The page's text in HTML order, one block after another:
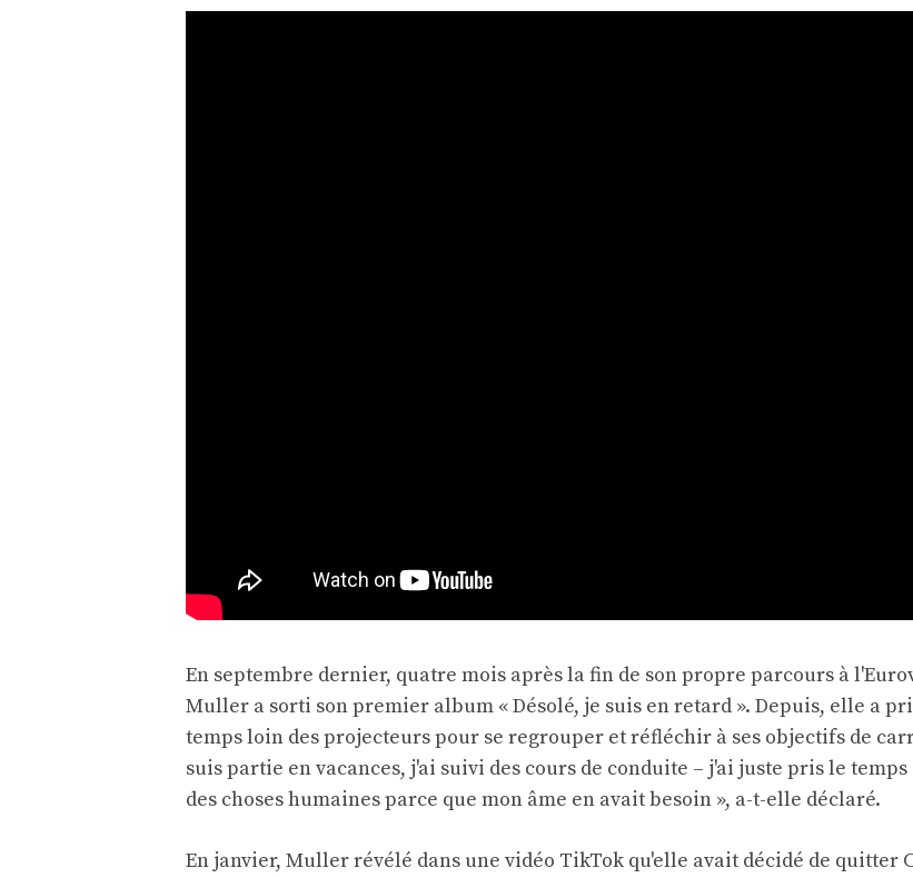
En septembre dernier, quatre mois après la fin de son propre parcours à
Muller a sorti son premier album « Désolé, je suis en retard ». Depuis, elle a
temps loin des projecteurs pour se regrouper et réfléchir à ses objectifs de
suis partie en vacances, j'ai suivi des cours de conduite – j'ai juste pris le
des choses humaines parce que mon âme en avait besoin », a-t-elle déclaré.
En janvier, Muller révélé dans une vidéo TikTok qu'elle avait décidé de quitter